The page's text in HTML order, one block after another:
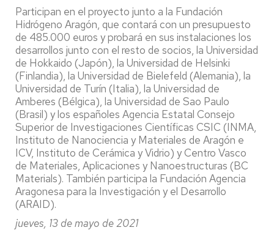
Participan en el proyecto junto a la Fundación
Hidrógeno Aragón, que contará con un presupuesto
de 485.000 euros y probará en sus instalaciones los
desarrollos junto con el resto de socios, la Universidad
de Hokkaido (Japón), la Universidad de Helsinki
(Finlandia), la Universidad de Bielefeld (Alemania), la
Universidad de Turín (Italia), la Universidad de
Amberes (Bélgica), la Universidad de Sao Paulo
(Brasil) y los españoles Agencia Estatal Consejo
Superior de Investigaciones Científicas CSIC (INMA,
Instituto de Nanociencia y Materiales de Aragón e
ICV, Instituto de Cerámica y Vidrio) y Centro Vasco
de Materiales, Aplicaciones y Nanoestructuras (BC
Materials). También participa la Fundación Agencia
Aragonesa para la Investigación y el Desarrollo
(ARAID).
jueves, 13 de mayo de 2021